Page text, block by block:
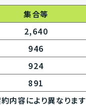
集合等
2,640
946
924
891
内容により異なります